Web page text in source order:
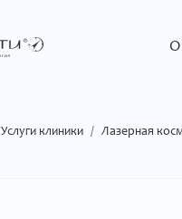
О
Услуги клиники / Лазерная